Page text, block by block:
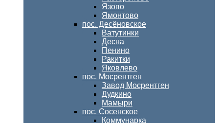
Язово
Ямонтово
пос. Десёновское
Ватутинки
Десна
Пенино
Ракитки
Яковлево
пос. Мосрентген
Завод Мосрентген
Дудкино
Мамыри
пос. Сосенское
Коммунарка